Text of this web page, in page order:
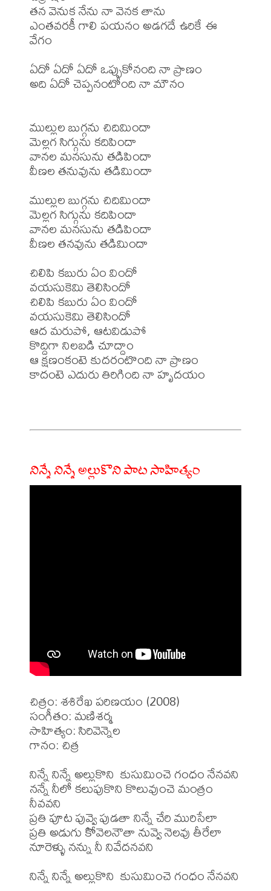
తన వెనుక నేను నా వెనక తాను
ఎంతవరకీ గాలి పయనం అడగదే ఉరికే ఈ
వేగం
ఏదో ఏదో ఏదో ఒప్పుకోనంది నా ప్రాణం
అది ఏదో చెప్పనంటోంది నా మౌనం
ముల్లుల బుగ్గను చిదిమిందా
మెల్లగ సిగ్గును కదిపిందా
వానల మనసును తడిపిందా
వీణల తనువును తడిమిందా
ముల్లుల బుగ్గను చిదిమిందా
మెల్లగ సిగ్గును కదిపిందా
వానల మనసును తడిపిందా
వీణల తనవును తడిమిందా
చిలిపి కబురు ఏం విందో
వయసుకెమి తెలిసిందో
చిలిపి కబురు ఏం విందో
వయసుకెమి తెలిసిందో
ఆద మరుపో, ఆటవిడుపో
కొద్దిగా నిలబడి చూద్దాం
ఆ క్షణంకంటె కుదరంటొంది నా ప్రాణం
కాదంటె ఎదురు తిరిగింది నా హృదయం
నిన్నే నిన్నే అల్లుకొని పాట సాహిత్యం
చిత్రం: శశిరేఖ పరిణయం (2008)
సంగీతం: మణిశర్మ
సాహిత్యం: సిరివెన్నెల
గానం: చిత్ర
నిన్నే నిన్నే అల్లుకొని  కుసుమించె గంధం నేనవని
నన్నే నీలో కలుపుకొని కొలువుంచె మంత్రం
నీవవని
ప్రతి పూట పువ్వై పుడతా నిన్నే చేరి మురిసేలా
ప్రతి అడుగు కోవెలనౌతా నువ్వె నెలవు తీరేలా
నూరెళ్ళు నన్ను నీ నివేదనవని
నిన్నే నిన్నే అల్లుకొని  కుసుమించె గంధం నేనవని